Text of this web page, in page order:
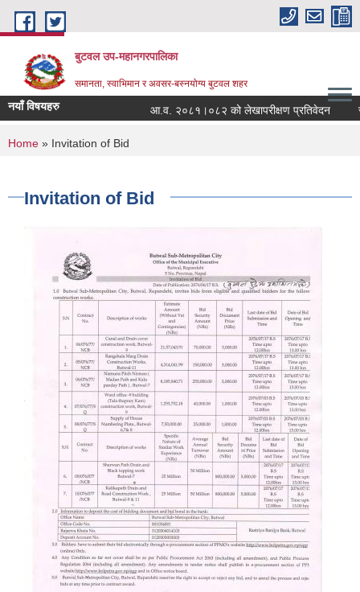
Skip to main content
बुटवल उप-महानगरपालिका
समानता, स्वाभिमान र अवसर-बस्नयोग्य बुटवल शहर
नयाँ विषयहरु आ.व. २०८१।०८२ को लेखापरीक्षण प्रतिवेदन
You are here
Home » Invitation of Bid
Invitation of Bid